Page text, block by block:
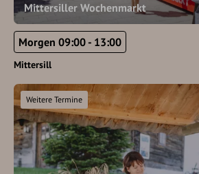
Mittersiller Wochenmarkt
Morgen 09:00 - 13:00
Mittersill
Weitere Termine